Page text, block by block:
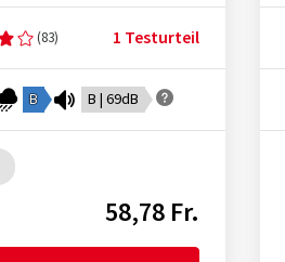
(83) 1 Testurteil
B B | 69dB
58,78 Fr.